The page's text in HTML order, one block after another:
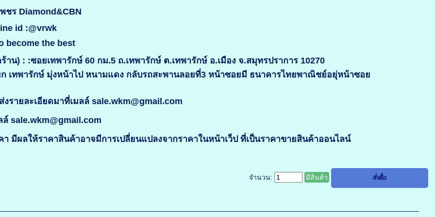
ชร Diamond&CBN
id :@vrwk
become the best
น) : :ซอยเทพารักษ์ 60 กม.5 ถ.เทพารักษ์ ต.เทพารักษ์ อ.เมือง จ.สมุทรปราการ 10270
ก เทพารักษ์ มุ่งหน้าไป หนามแดง กลับรถสะพานลอยที่3 หน้าซอยมี ธนาคารไทยพาณิชย์อยุ่หน้าซอย
งรายละเอียดมาที่เมลล์ sale.wkm@gmail.com
ล์ sale.wkm@gmail.com
า มีผลให้ราคาสินค้าอาจมีการเปลี่ยนแปลงจากราคาในหน้าเว็ป ที่เป็นราคาขายสินค้าออนไลน์
จำนวน: มีสินค้า